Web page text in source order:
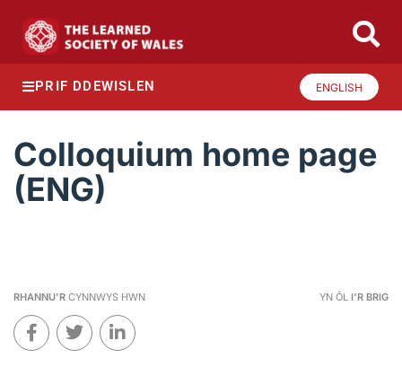
PRIF DDEWISLEN ENGLISH
Colloquium home page
(ENG)
RHANNU'R CYNNWYS HWN YN ÔL I'R BRIG